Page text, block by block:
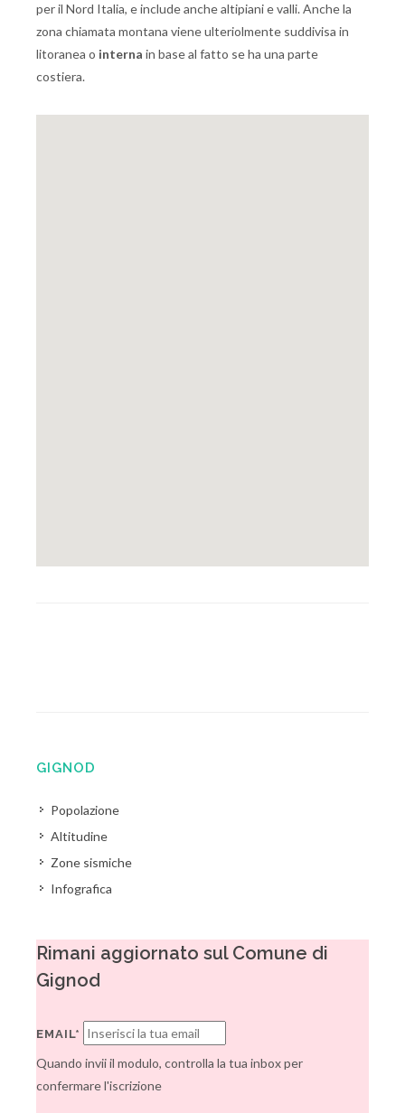
per il Nord Italia, e include anche altipiani e valli. Anche la
zona chiamata montana viene ulteriolmente suddivisa in
litoranea o interna in base al fatto se ha una parte
costiera.
GIGNOD
Popolazione
Altitudine
Zone sismiche
Infografica
Rimani aggiornato sul Comune di
Gignod
EMAIL*
Quando invii il modulo, controlla la tua inbox per
confermare l'iscrizione